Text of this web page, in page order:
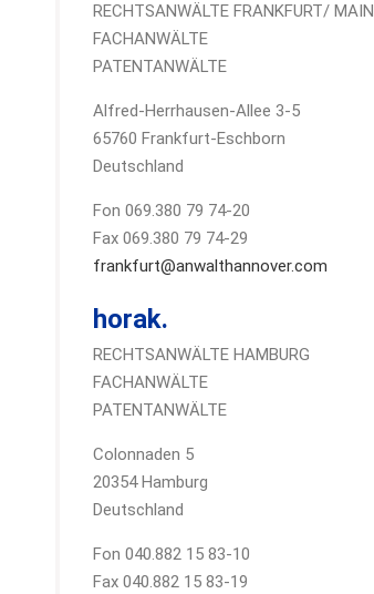
RECHTSANWÄLTE FRANKFURT/ MAIN
FACHANWÄLTE
PATENTANWÄLTE
Alfred-Herrhausen-Allee 3-5
65760 Frankfurt-Eschborn
Deutschland
Fon 069.380 79 74-20
Fax 069.380 79 74-29
frankfurt@anwalthannover.com
horak.
RECHTSANWÄLTE HAMBURG
FACHANWÄLTE
PATENTANWÄLTE
Colonnaden 5
20354 Hamburg
Deutschland
Fon 040.882 15 83-10
Fax 040.882 15 83-19